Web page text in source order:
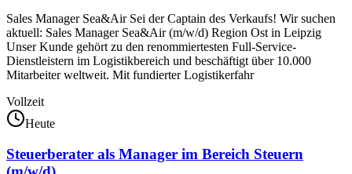
Sales Manager Sea&Air Sei der Captain des Verkaufs! Wir suchen
aktuell: Sales Manager Sea&Air (m/w/d) Region Ost in Leipzig
Unser Kunde gehört zu den renommiertesten Full-Service-
Dienstleistern im Logistikbereich und beschäftigt über 10.000
Mitarbeiter weltweit. Mit fundierter Logistikerfahr
Vollzeit
Heute
Steuerberater als Manager im Bereich Steuern